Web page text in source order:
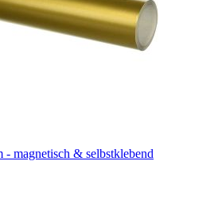
magnetisch & selbstklebend